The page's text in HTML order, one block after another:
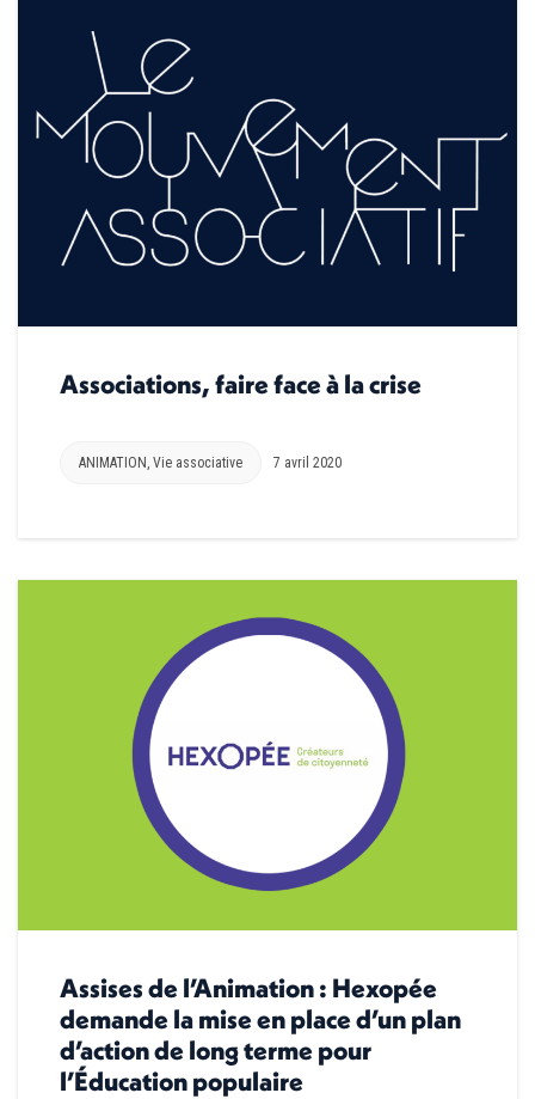
Associations, faire face à la crise
ANIMATION , Vie associative 7 avril 2020
Assises de l’Animation : Hexopée
demande la mise en place d’un plan
d’action de long terme pour
l’Éducation populaire